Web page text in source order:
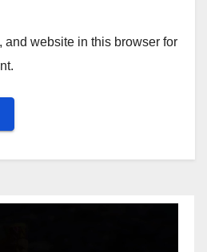
and website in this browser for